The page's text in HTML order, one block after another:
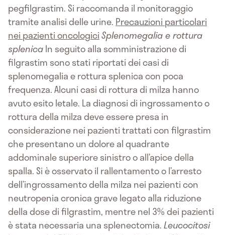
pegfilgrastim. Si raccomanda il monitoraggio
tramite analisi delle urine. Precauzioni particolari
nei pazienti oncologiciSplenomegalia e rottura
splenicaIn seguito alla somministrazione di
filgrastim sono stati riportati dei casi di
splenomegalia e rottura splenica con poca
frequenza. Alcuni casi di rottura di milza hanno
avuto esito letale. La diagnosi di ingrossamento o
rottura della milza deve essere presa in
considerazione nei pazienti trattati con filgrastim
che presentano un dolore al quadrante
addominale superiore sinistro o all’apice della
spalla. Si è osservato il rallentamento o l’arresto
dell’ingrossamento della milza nei pazienti con
neutropenia cronica grave legato alla riduzione
della dose di filgrastim, mentre nel 3% dei pazienti
è stata necessaria una splenectomia.Leucocitosi